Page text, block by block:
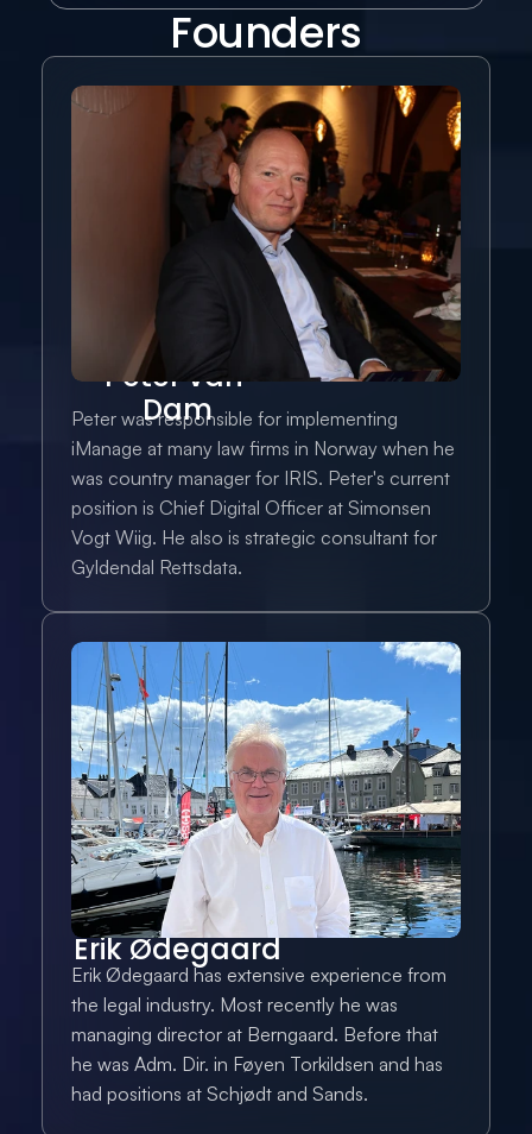
Founders
Peter van
Dam
Peter was responsible for implementing
iManage at many law firms in Norway when he
was country manager for IRIS. Peter's current
position is Chief Digital Officer at Simonsen
Vogt Wiig. He also is strategic consultant for
Gyldendal Rettsdata.
Erik Ødegaard
Erik Ødegaard has extensive experience from
the legal industry. Most recently he was
managing director at Berngaard. Before that
he was Adm. Dir. in Føyen Torkildsen and has
had positions at Schjødt and Sands.